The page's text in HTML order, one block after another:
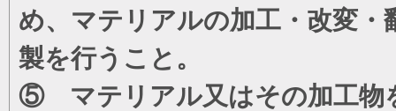
め、マテリアルの加工・改変
製を行うこと。
⑤ マテリアル又はその加工物